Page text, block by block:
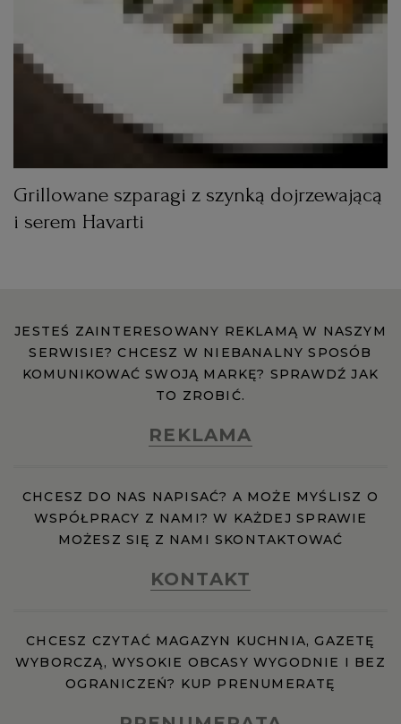
Grillowane szparagi z szynką dojrzewającą
i serem Havarti
JESTEŚ ZAINTERESOWANY REKLAMĄ W NASZYM
SERWISIE? CHCESZ W NIEBANALNY SPOSÓB
KOMUNIKOWAĆ SWOJĄ MARKĘ? SPRAWDŹ JAK
TO ZROBIĆ.
REKLAMA
CHCESZ DO NAS NAPISAĆ? A MOŻE MYŚLISZ O
WSPÓŁPRACY Z NAMI? W KAŻDEJ SPRAWIE
MOŻESZ SIĘ Z NAMI SKONTAKTOWAĆ
KONTAKT
CHCESZ CZYTAĆ MAGAZYN KUCHNIA, GAZETĘ
WYBORCZĄ, WYSOKIE OBCASY WYGODNIE I BEZ
OGRANICZEŃ? KUP PRENUMERATĘ